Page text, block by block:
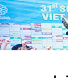
위치/전화
전경사진